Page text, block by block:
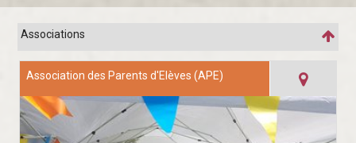
Associations
Association des Parents d'Elèves (APE)